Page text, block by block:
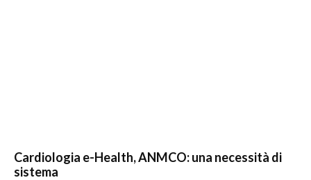
Cardiologia e-Health, ANMCO: una necessità di
sistema